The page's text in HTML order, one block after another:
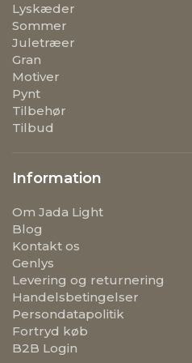
Lyskæder
Sommer
Juletræer
Gran
Motiver
Pynt
Tilbehør
Tilbud
Information
Om Jada Light
Blog
Kontakt os
Genlys
Levering og returnering
Handelsbetingelser
Persondatapolitik
Fortryd køb
B2B Login